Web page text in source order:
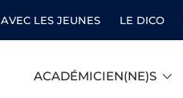
AVEC LES JEUNES LE DICO
ACADÉMICIEN(NE)S